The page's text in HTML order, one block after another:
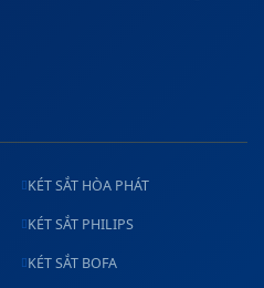
KÉT SẮT HÒA PHÁT
KÉT SẮT PHILIPS
KÉT SẮT BOFA